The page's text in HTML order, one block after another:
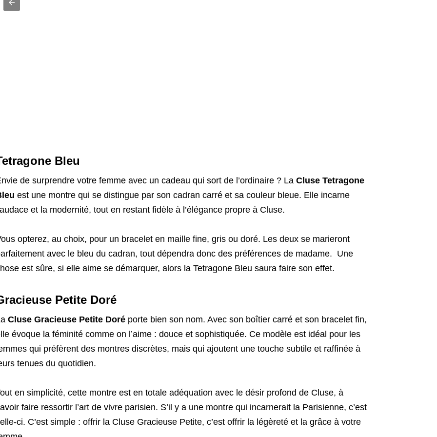
Bleu
de surprendre votre femme avec un cadeau qui sort de l’ordinaire ? La Cluse Tetragone
est une montre qui se distingue par son cadran carré et sa couleur bleue. Elle incarne
et la modernité, tout en restant fidèle à l’élégance propre à Cluse.
opterez, au choix, pour un bracelet en maille fine, gris ou doré. Les deux se marieront
avec le bleu du cadran, tout dépendra donc des préférences de madame. Une
est sûre, si elle aime se démarquer, alors la Tetragone Bleu saura faire son effet.
Petite Doré
Cluse Gracieuse Petite Doréporte bien son nom. Avec son boîtier carré et son bracelet fin,
évoque la féminité comme on l’aime : douce et sophistiquée. Ce modèle est idéal pour les
qui préfèrent des montres discrètes, mais qui ajoutent une touche subtile et raffinée à
tenues du quotidien.
en simplicité, cette montre est en totale adéquation avec le désir profond de Cluse, à
faire ressortir l’art de vivre parisien. S’il y a une montre qui incarnerait la Parisienne, c’est
ci. C’est simple : offrir la Cluse Gracieuse Petite, c’est offrir la légèreté et la grâce à votre